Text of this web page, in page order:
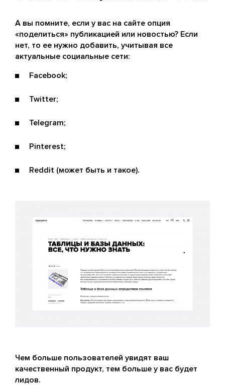
А вы помните, если у вас на сайте опция
«поделиться» публикацией или новостью? Если
нет, то ее нужно добавить, учитывая все
актуальные социальные сети:
Facebook;
Twitter;
Telegram;
Pinterest;
Reddit (может быть и такое).
Чем больше пользователей увидят ваш
качественный продукт, тем больше у вас будет
лидов.